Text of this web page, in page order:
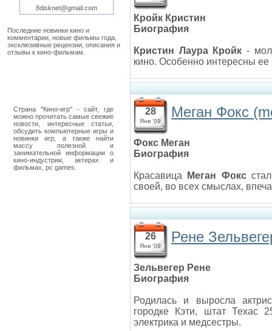
8disknet@gmail.com
Последние новинки кино и
комментарии, новые фильмы года,
эксклюзивные рецензии, описания и
отзывы к кино-фильмам.
Страна "Кино-игр" - сайт, где
можно прочитать самые свежие
новости, интересные статьи,
обсудить компьютерные игры и
новинки игр, а также найти
массу полезной и
занимательной информации о
кино-индустрии, актерах и
фильмах, pc games.
Кройк Кристин
Биография
Кристин Лаура Кройк -
кино. Особенно интересны ее
28
Янв '09
Меган Фокс
Фокс Меган
Биография
Красавица Меган Фокс
своей, во всех смыслах,
26
Янв '09
Рене
Зельвегер Рене
Биография
Родилась и выросла
городке Кэти, штат Техас
электрика и медсестры.